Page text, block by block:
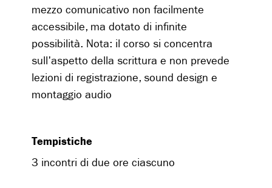
mezzo comunicativo non facilmente
accessibile, ma dotato di infinite
possibilità. Nota: il corso si concentra
sull'aspetto della scrittura e non prevede
lezioni di registrazione, sound design e
montaggio audio
Tempistiche
3 incontri di due ore ciascuno